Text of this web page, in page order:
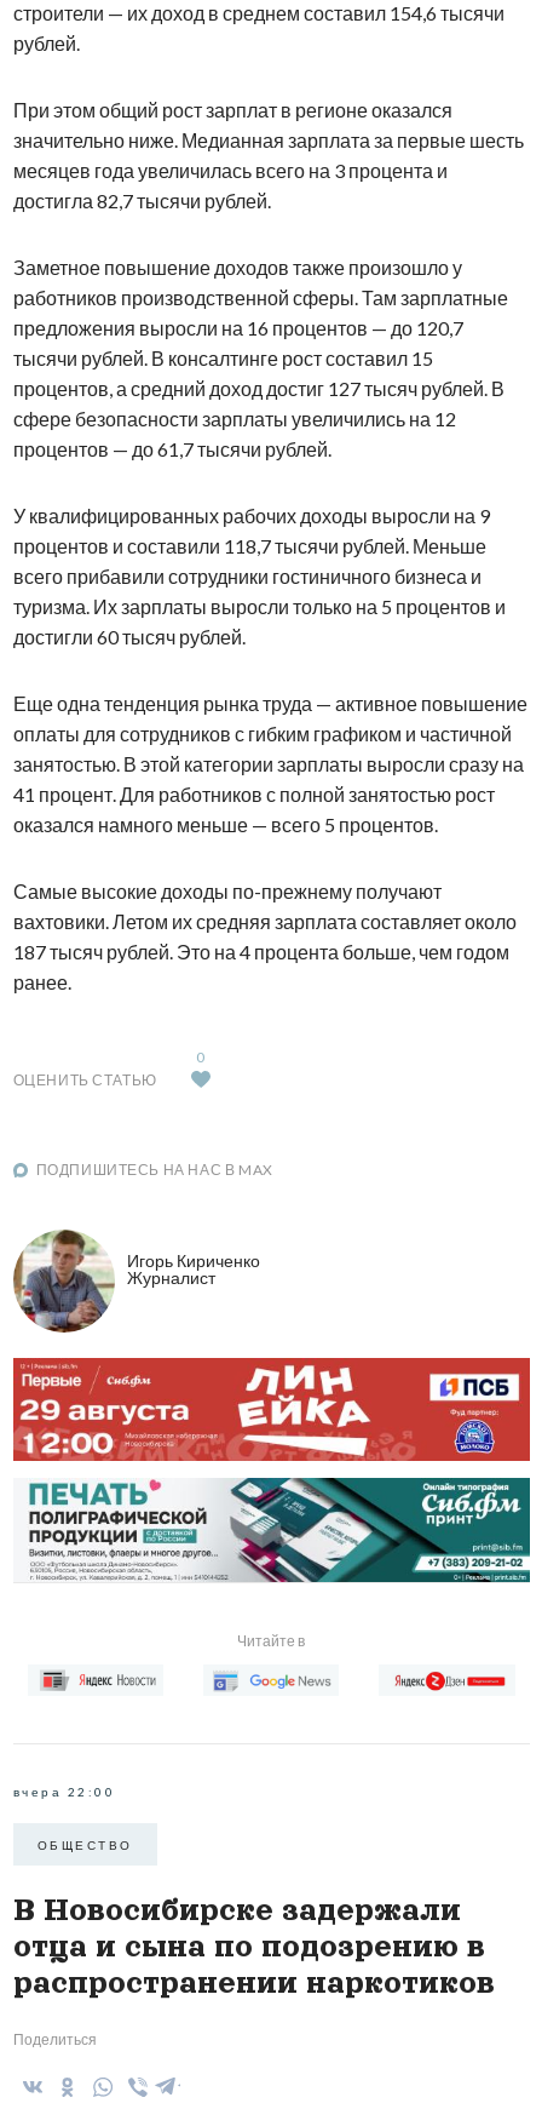
строители — их доход в среднем составил 154,6 тысячи
рублей.
При этом общий рост зарплат в регионе оказался
значительно ниже. Медианная зарплата за первые шесть
месяцев года увеличилась всего на 3 процента и
достигла 82,7 тысячи рублей.
Заметное повышение доходов также произошло у
работников производственной сферы. Там зарплатные
предложения выросли на 16 процентов — до 120,7
тысячи рублей. В консалтинге рост составил 15
процентов, а средний доход достиг 127 тысяч рублей. В
сфере безопасности зарплаты увеличились на 12
процентов — до 61,7 тысячи рублей.
У квалифицированных рабочих доходы выросли на 9
процентов и составили 118,7 тысячи рублей. Меньше
всего прибавили сотрудники гостиничного бизнеса и
туризма. Их зарплаты выросли только на 5 процентов и
достигли 60 тысяч рублей.
Еще одна тенденция рынка труда — активное повышение
оплаты для сотрудников с гибким графиком и частичной
занятостью. В этой категории зарплаты выросли сразу на
41 процент. Для работников с полной занятостью рост
оказался намного меньше — всего 5 процентов.
Самые высокие доходы по-прежнему получают
вахтовики. Летом их средняя зарплата составляет около
187 тысяч рублей. Это на 4 процента больше, чем годом
ранее.
ОЦЕНИТЬ СТАТЬЮ
0
ПОДПИШИТЕСЬ НА НАС В MAX
Игорь Кириченко
Журналист
Читайте в
вчера 22:00
ОБЩЕСТВО
В Новосибирске задержали
отца и сына по подозрению в
распространении наркотиков
Поделиться